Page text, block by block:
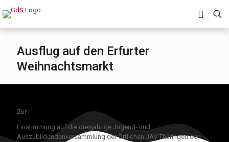
Ausflug auf den Erfurter
Weihnachtsmarkt
Zur
Einstimmung auf die diesjährige Jugend- und
Auszubildendenversammlung der Örtlichen JAV Thüringen der